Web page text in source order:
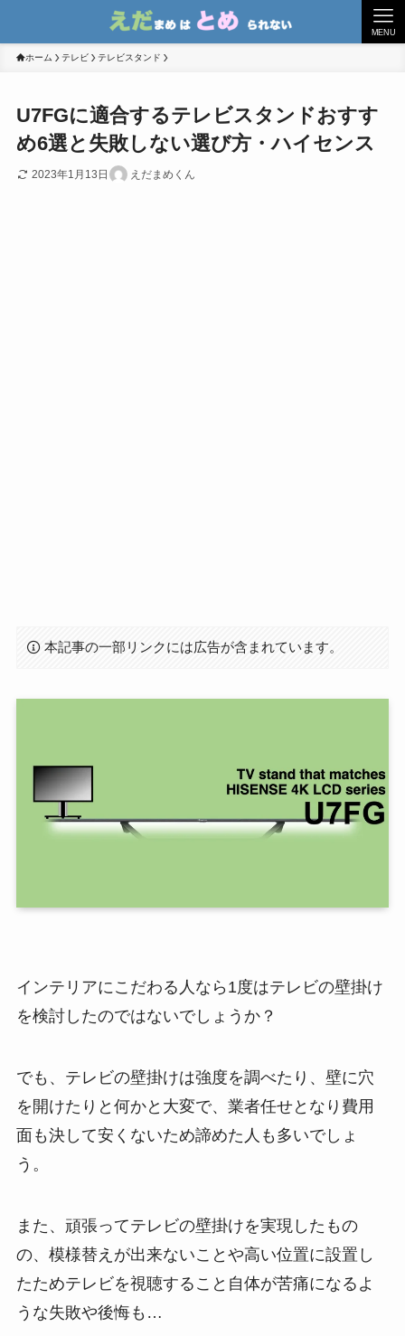
MENU
ホーム テレビ テレビスタンド
U7FGに適合するテレビスタンドおすす
め6選と失敗しない選び方・ハイセンス
2023年1月13日 えだまめくん
本記事の一部リンクには広告が含まれています。
インテリアにこだわる人なら1度はテレビの壁掛け
を検討したのではないでしょうか？
でも、テレビの壁掛けは強度を調べたり、壁に穴
を開けたりと何かと大変で、業者任せとなり費用
面も決して安くないため諦めた人も多いでしょ
う。
また、頑張ってテレビの壁掛けを実現したもの
の、模様替えが出来ないことや高い位置に設置し
たためテレビを視聴すること自体が苦痛になるよ
うな失敗や後悔も…